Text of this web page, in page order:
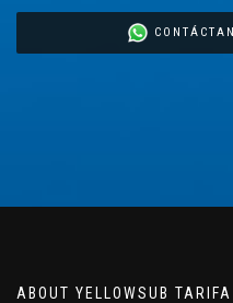
ABOUT YELLOWSUB TARIFA